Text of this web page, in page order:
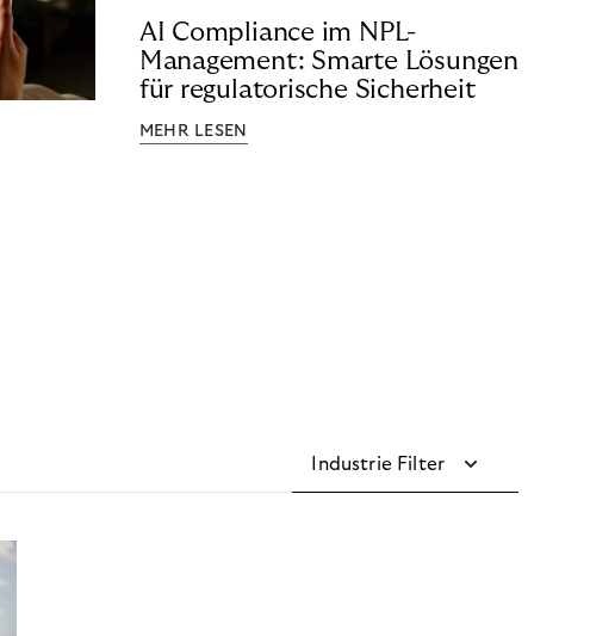
AI Compliance im NPL-
Management: Smarte Lösungen
für regulatorische Sicherheit
MEHR LESEN
Industrie Filter